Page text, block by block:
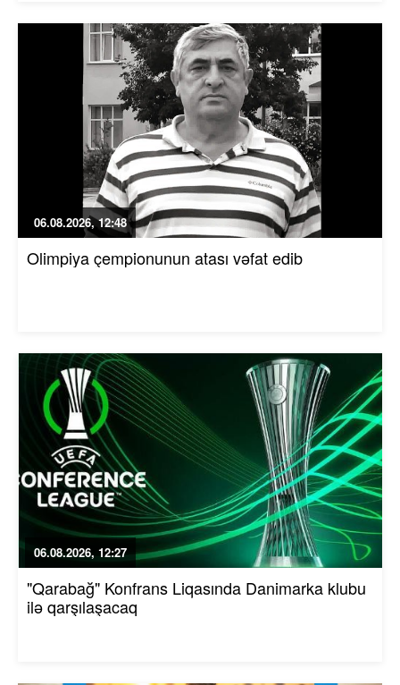
06.08.2026, 12:48
Olimpiya çempionunun atası vəfat edib
06.08.2026, 12:27
"Qarabağ" Konfrans Liqasında Danimarka klubu
ilə qarşılaşacaq